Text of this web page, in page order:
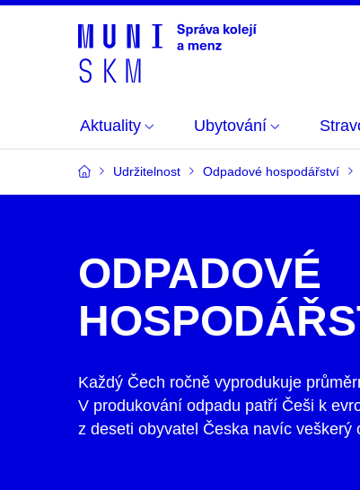
Aktuality Ubytování
Udržitelnost Odpadové hospodářství
ODPADOVÉ
Každý Čech ročně vyprodukuje
V produkování odpadu patří Češi k
z deseti obyvatel Česka navíc veškerý